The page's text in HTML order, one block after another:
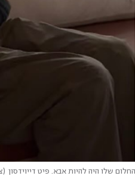
החלום שלו היה להיות אבא. פיט דייוידסון (